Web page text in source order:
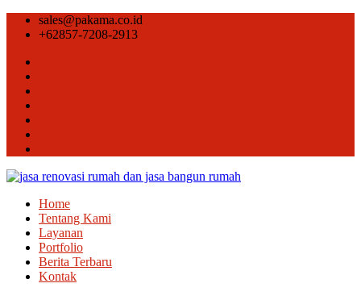
sales@pakama.co.id
+62857-7208-2913
Home
Tentang Kami
Layanan
Portfolio
Berita Terbaru
Kontak